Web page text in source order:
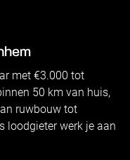
met €3.000 tot
50 km van huis,
ruwbouw tot
loodgieter werk je aan